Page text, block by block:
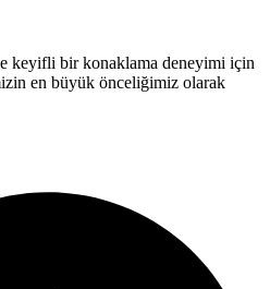
keyifli bir konaklama deneyimi için
en büyük önceliğimiz olarak